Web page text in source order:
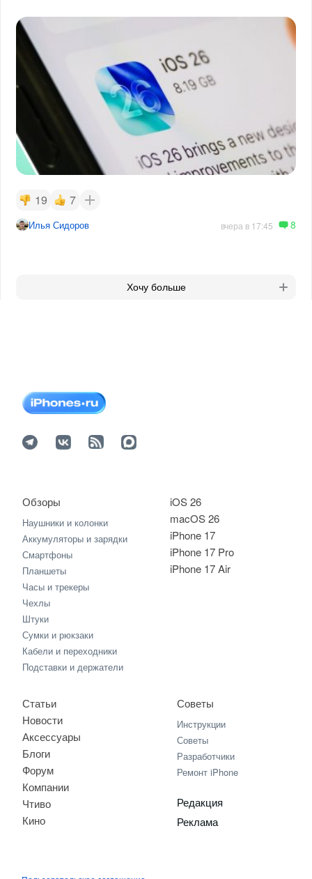
19 7
Илья Сидоров вчера в 17:45 8
Хочу больше
iOS 26
macOS 26
iPhone 17
iPhone 17 Pro
iPhone 17 Air
Обзоры
Наушники и колонки
Аккумуляторы и зарядки
Смартфоны
Планшеты
Часы и трекеры
Чехлы
Штуки
Сумки и рюкзаки
Кабели и переходники
Подставки и держатели
Статьи
Новости
Аксессуары
Блоги
Форум
Компании
Чтиво
Кино
Советы
Инструкции
Советы
Разработчики
Ремонт iPhone
Редакция
Реклама